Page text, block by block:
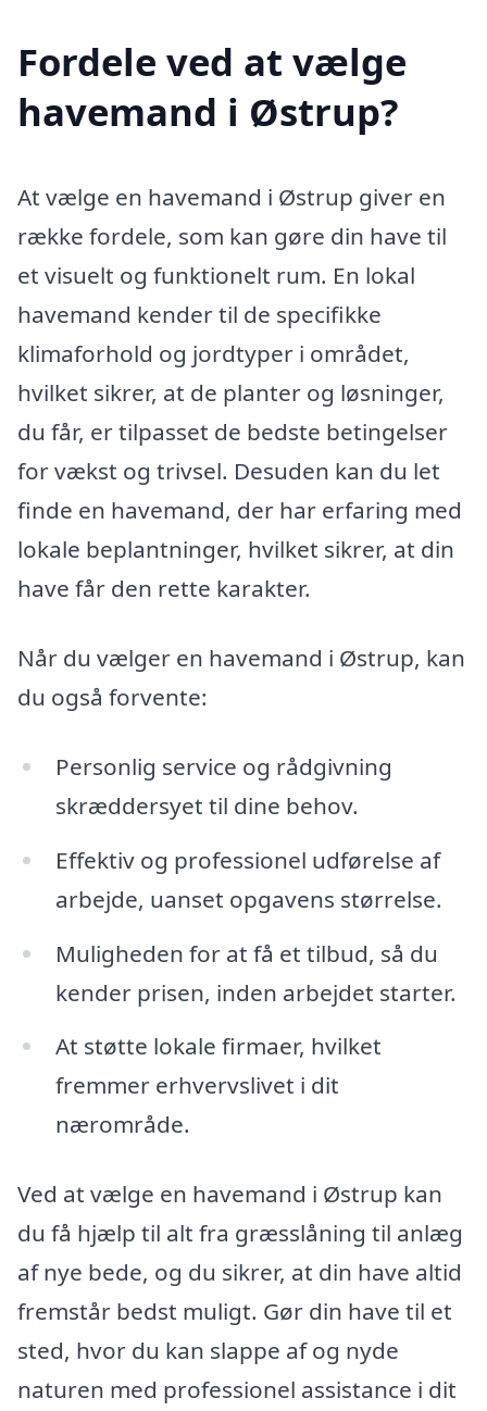
Fordele ved at vælge
havemand i Østrup?
At vælge en havemand i Østrup giver en
række fordele, som kan gøre din have til
et visuelt og funktionelt rum. En lokal
havemand kender til de specifikke
klimaforhold og jordtyper i området,
hvilket sikrer, at de planter og løsninger,
du får, er tilpasset de bedste betingelser
for vækst og trivsel. Desuden kan du let
finde en havemand, der har erfaring med
lokale beplantninger, hvilket sikrer, at din
have får den rette karakter.
Når du vælger en havemand i Østrup, kan
du også forvente:
Personlig service og rådgivning
skræddersyet til dine behov.
Effektiv og professionel udførelse af
arbejde, uanset opgavens størrelse.
Muligheden for at få et tilbud, så du
kender prisen, inden arbejdet starter.
At støtte lokale firmaer, hvilket
fremmer erhvervslivet i dit
nærområde.
Ved at vælge en havemand i Østrup kan
du få hjælp til alt fra græsslåning til anlæg
af nye bede, og du sikrer, at din have altid
fremstår bedst muligt. Gør din have til et
sted, hvor du kan slappe af og nyde
naturen med professionel assistance i dit